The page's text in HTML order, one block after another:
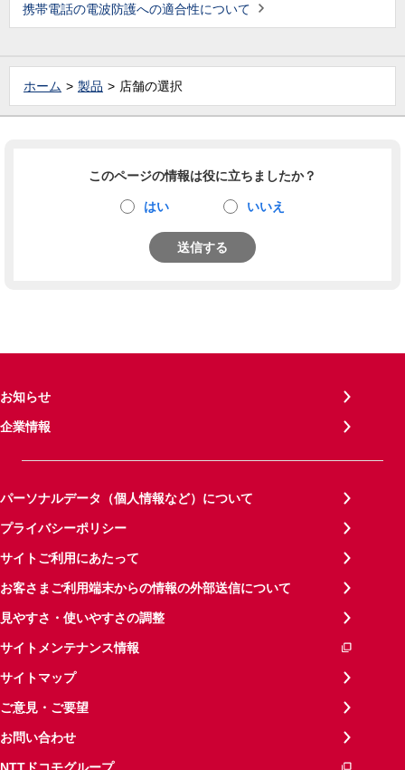
携帯電話の電波防護への適合性について
ホーム 製品 店舗の選択
このページの情報は役に立ちましたか？
はい いいえ
送信する
お知らせ
企業情報
パーソナルデータ（個人情報など）について
プライバシーポリシー
サイトご利用にあたって
お客さまご利用端末からの情報の外部送信について
見やすさ・使いやすさの調整
サイトメンテナンス情報
サイトマップ
ご意見・ご要望
お問い合わせ
NTTドコモグループ